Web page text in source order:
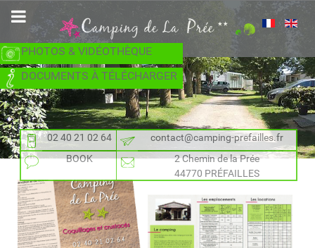
02 40 21 02 64
contact@camping-prefailles.fr
BOOK
2 Chemin de la Prée
44770 PRÉFAILLES
PHOTOS & VIDÉOTHÈQUE
DOCUMENTS À TÉLÉCHARGER